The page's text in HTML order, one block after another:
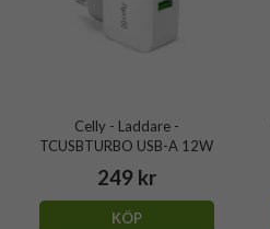
Celly - Laddare -
TCUSBTURBO USB-A 12W
249 kr
KÖP